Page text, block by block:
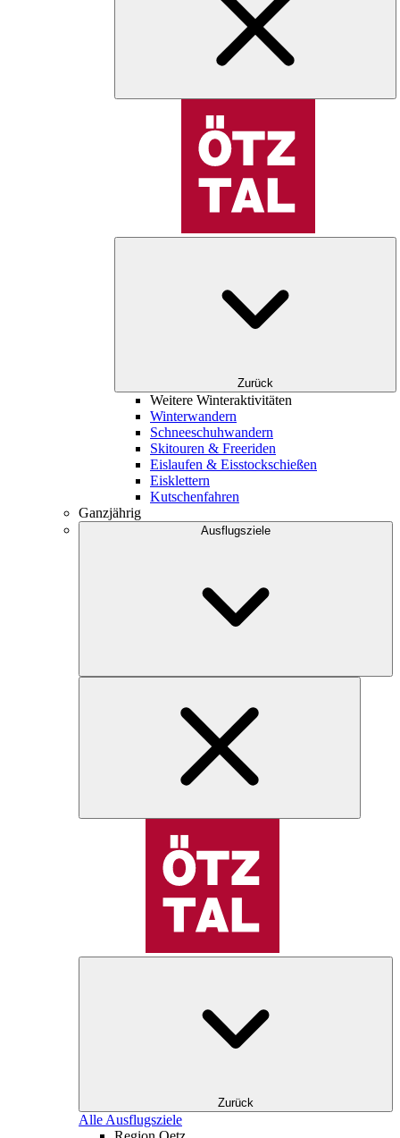
Zurück
Weitere Winteraktivitäten
Winterwandern
Schneeschuhwandern
Skitouren & Freeriden
Eislaufen & Eisstockschießen
Eisklettern
Kutschenfahren
Ganzjährig
Ausflugsziele
Zurück
Alle Ausflugsziele